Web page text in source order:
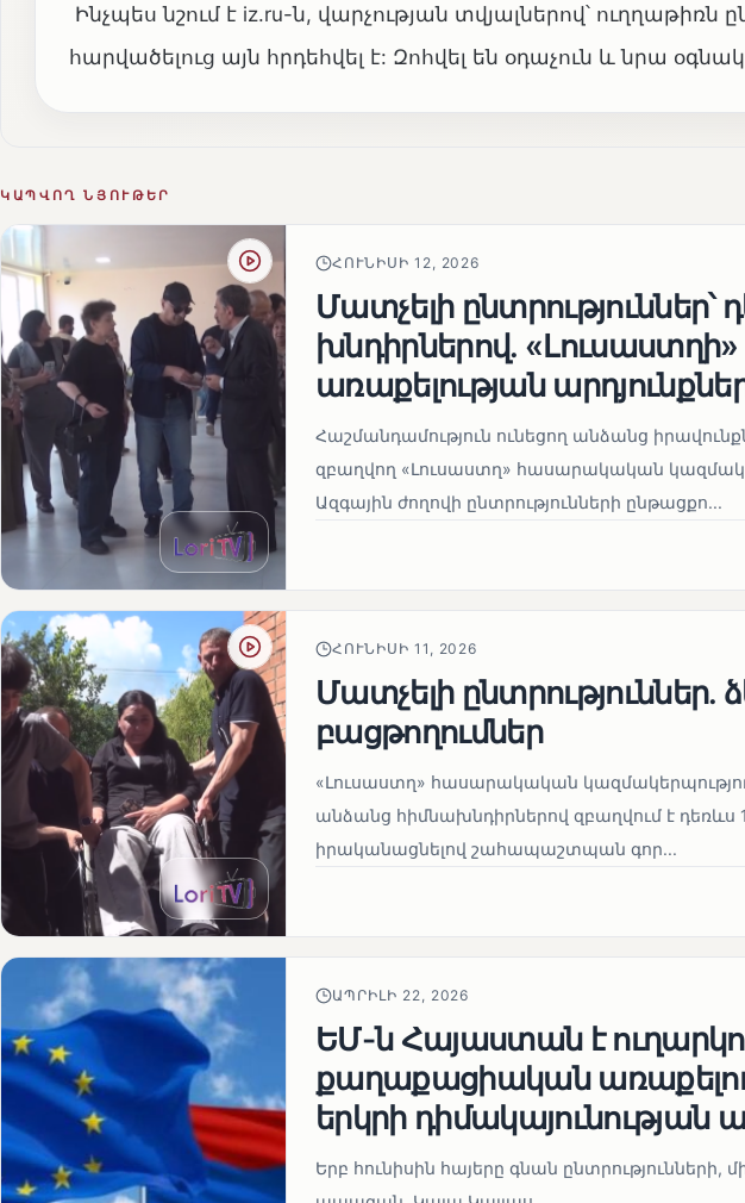
Ինչպես նշում է iz.ru-ն, վարչության տվյալներով՝ ուղղաթիռն
հարվածելուց այն հրդեհվել է: Զոհվել են օդաչուն և նրա
ԿԱՊՎՈՂ ՆՅՈՒԹԵՐ
ՀՈՒՆԻՍԻ 12, 2026
Մատչելի ընտրություններ՝
խնդիրներով.
առաքելության
Հաշմանդամություն ունեցող անձանց
զբաղվող «Լուսաստղ» հասարակական
Ազգային ժողովի ընտրությունների ընթացքո...
ՀՈՒՆԻՍԻ 11, 2026
Մատչելի ընտրություններ.
բացթողումներ
«Լուսաստղ» հասարակական
անձանց հիմնախնդիրներով զբաղվում է դեռևս
իրականացնելով շահապաշտպան գոր...
ԱՊՐԻԼԻ 22, 2026
ԵՄ-ն Հայաստան է
քաղաքացիական
երկրի
Երբ հունիսին հայերը գնան ընտրությունների,